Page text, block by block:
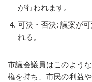
が行われます。
可決・否決: 議案が
れる。
市議会議員はこのよう
権を持ち、市民の利益